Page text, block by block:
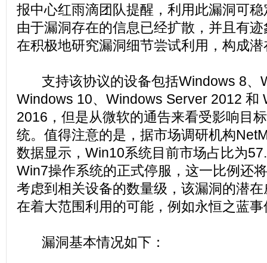
报中心红雨滴团队提醒，利用此漏洞可
由于漏洞存在的信息已经扩散，并且有
在积极地研究漏洞细节尝试利用，构成
支持该协议的设备包括Windows 8、
Windows 10、Windows Server 2012 和
2016，但是从微软的通告来看受影响目
统。值得注意的是，据市场调研机构
数据显示，Win10系统目前市场占比为
Win7操作系统的正式停服，这一比例还
考虑到相关设备的数量级，该漏洞的潜
在着大范围利用的可能，例如永恒之蓝事
漏洞基本情况如下：